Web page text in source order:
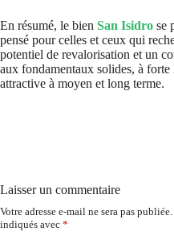
En résumé, le bien San Isidro se
pensé pour celles et ceux qui
potentiel de revalorisation et un
aux fondamentaux solides, à
attractive à moyen et long terme.
Laisser un commentaire
Votre adresse e-mail ne sera pas publiée.
indiqués avec *